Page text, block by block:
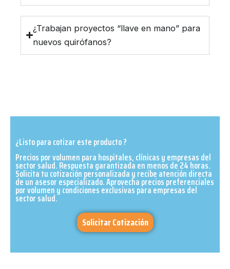
¿Trabajan proyectos “llave en mano” para
nuevos quirófanos?
¿Listo para cotizar este producto ?
Precios por volumen para hospitales, clínicas y empresas del
sector salud. Respuesta garantizada en menos de 24 horas.
Solicita tu cotización personalizada y recibe atención directa
de un asesor especializado. Aprovecha precios preferenciales
por volumen y condiciones exclusivas para empresas del
sector salud.​
Solicitar Cotización